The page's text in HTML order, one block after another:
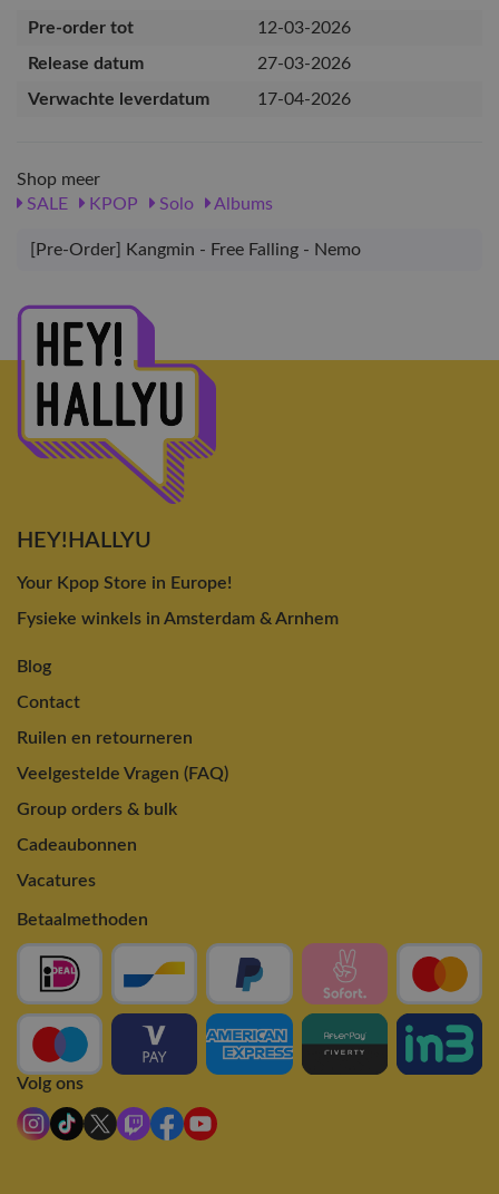
Pre-order tot
12-03-2026
Release datum
27-03-2026
Verwachte leverdatum
17-04-2026
Shop meer
SALE
KPOP Solo Albums
[Pre-Order] Kangmin - Free Falling - Nemo
HEY!HALLYU
Your Kpop Store in Europe!
Fysieke winkels in Amsterdam & Arnhem
Blog
Contact
Ruilen en retourneren
Veelgestelde Vragen (FAQ)
Group orders & bulk
Cadeaubonnen
Vacatures
Betaalmethoden
Volg ons